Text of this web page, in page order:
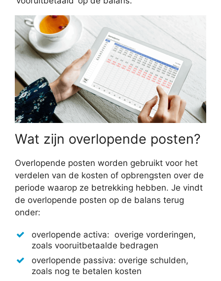
Wat zijn overlopende posten?
Overlopende posten worden gebruikt voor het
verdelen van de kosten of opbrengsten over de
periode waarop ze betrekking hebben. Je vindt
de overlopende posten op de balans terug
onder:
overlopende activa: overige vorderingen,
zoals vooruitbetaalde bedragen
overlopende passiva: overige schulden,
zoals nog te betalen kosten